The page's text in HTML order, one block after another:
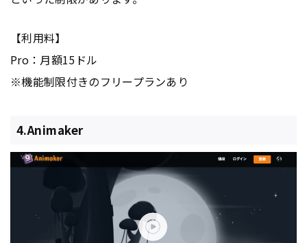
【利用料】
Pro：月額15ドル
※機能制限付きのフリープランあり
4.Animaker